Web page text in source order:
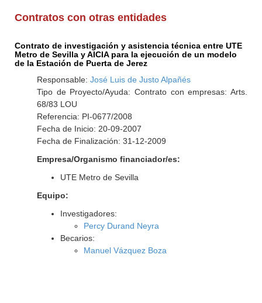
Contratos con otras entidades
Contrato de investigación y asistencia técnica entre UTE
Metro de Sevilla y AICIA para la ejecución de un modelo
de la Estación de Puerta de Jerez
Responsable: José Luis de Justo Alpañés
Tipo de Proyecto/Ayuda: Contrato con empresas: Arts.
68/83 LOU
Referencia: PI-0677/2008
Fecha de Inicio: 20-09-2007
Fecha de Finalización: 31-12-2009
Empresa/Organismo financiador/es:
UTE Metro de Sevilla
Equipo:
Investigadores:
Percy Durand Neyra
Becarios:
Manuel Vázquez Boza